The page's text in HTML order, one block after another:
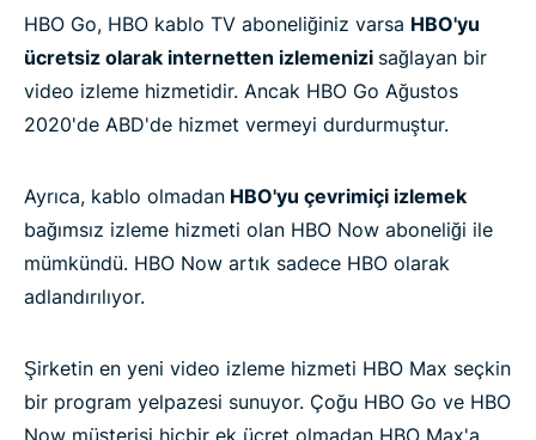
HBO Go, HBO kablo TV aboneliğiniz varsa HBO'yu
ücretsiz olarak internetten izlemenizi sağlayan bir
video izleme hizmetidir. Ancak HBO Go Ağustos
2020'de ABD'de hizmet vermeyi durdurmuştur.
Ayrıca, kablo olmadan HBO'yu çevrimiçi izlemek
bağımsız izleme hizmeti olan HBO Now aboneliği ile
mümkündü. HBO Now artık sadece HBO olarak
adlandırılıyor.
Şirketin en yeni video izleme hizmeti HBO Max seçkin
bir program yelpazesi sunuyor. Çoğu HBO Go ve HBO